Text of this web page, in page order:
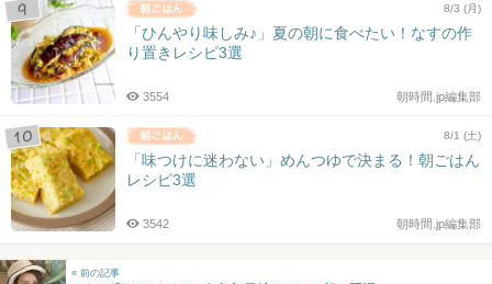
8/3 (月)
「ひんやり味しみ♪」夏の朝に食べたい！なすの作
り置きレシピ3選
朝時間.jp編集部
3554
8/1 (土)
「味つけに迷わない」めんつゆで決まる！朝ごはん
レシピ3選
朝時間.jp編集部
3542
« 前の記事